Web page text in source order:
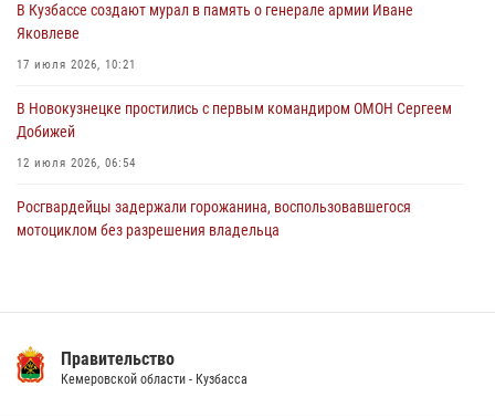
Росгвардейцы пресекли противоправные действия и защитили
новокузнечанку от агрессивного знакомого
06 августа 2026, 07:16
В Кузбассе создают мурал в память о генерале армии Иване
Яковлеве
17 июля 2026, 10:21
В Новокузнецке простились с первым командиром ОМОН Сергеем
Добижей
12 июля 2026, 06:54
Росгвардейцы задержали горожанина, воспользовавшегося
мотоциклом без разрешения владельца
24 июля 2026, 10:35 3
Правительство
Кемеровской области - Кузбасса